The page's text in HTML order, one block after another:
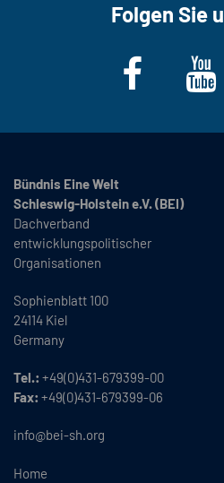
Folgen Sie
Bündnis Eine Welt
Schleswig-Holstein e.V. (BEI)
Dachverband
entwicklungspolitischer
Organisationen
Sophienblatt 100
24114 Kiel
Germany
Tel.: +49(0)431-679399-00
Fax: +49(0)431-679399-06
info@bei-sh.org
Home